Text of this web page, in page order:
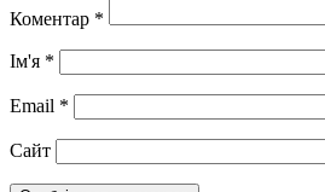
Коментар *
Ім'я *
Email *
Сайт